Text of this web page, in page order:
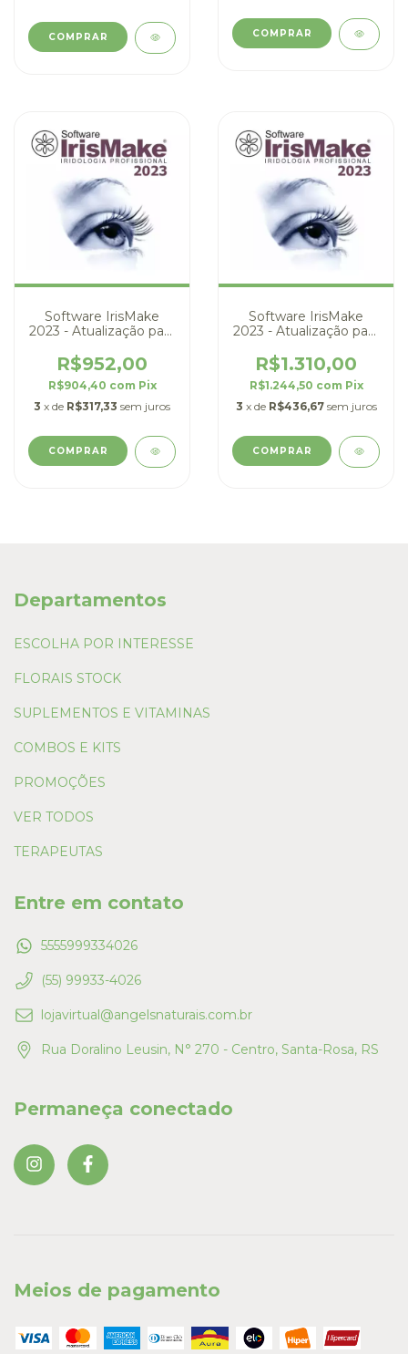
Software IrisMake
2023 - Atualização para
R$952,00
R$904,40 com Pix
3 x de R$317,33 sem juros
Software IrisMake
2023 - Atualização para
R$1.310,00
R$1.244,50 com Pix
3 x de R$436,67 sem juros
Departamentos
ESCOLHA POR INTERESSE
FLORAIS STOCK
SUPLEMENTOS E VITAMINAS
COMBOS E KITS
PROMOÇÕES
VER TODOS
TERAPEUTAS
Entre em contato
5555999334026
(55) 99933-4026
lojavirtual@angelsnaturais.com.br
Rua Doralino Leusin, N° 270 - Centro, Santa-Rosa, RS
Permaneça conectado
Meios de pagamento